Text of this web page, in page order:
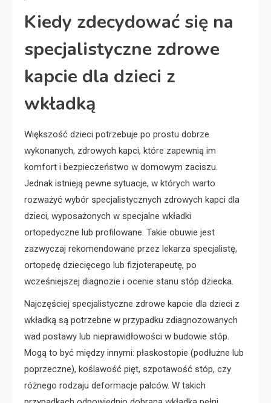
Kiedy zdecydować się na
specjalistyczne zdrowe
kapcie dla dzieci z
wkładką
Większość dzieci potrzebuje po prostu dobrze
wykonanych, zdrowych kapci, które zapewnią im
komfort i bezpieczeństwo w domowym zaciszu.
Jednak istnieją pewne sytuacje, w których warto
rozważyć wybór specjalistycznych zdrowych kapci dla
dzieci, wyposażonych w specjalne wkładki
ortopedyczne lub profilowane. Takie obuwie jest
zazwyczaj rekomendowane przez lekarza specjalistę,
ortopedę dziecięcego lub fizjoterapeutę, po
wcześniejszej diagnozie i ocenie stanu stóp dziecka.
Najczęściej specjalistyczne zdrowe kapcie dla dzieci z
wkładką są potrzebne w przypadku zdiagnozowanych
wad postawy lub nieprawidłowości w budowie stóp.
Mogą to być między innymi: płaskostopie (podłużne lub
poprzeczne), koślawość pięt, szpotawość stóp, czy
różnego rodzaju deformacje palców. W takich